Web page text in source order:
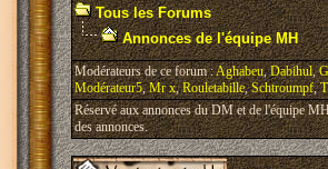
Tous les Forums
Annonces de l'équipe MH
Modérateurs de ce forum :Aghabeu,Dabihul,
Modérateur5,Mr x,Rouletabille,Schtroumpf,
Réservé aux annonces du DM et de l'équipe
des annonces.